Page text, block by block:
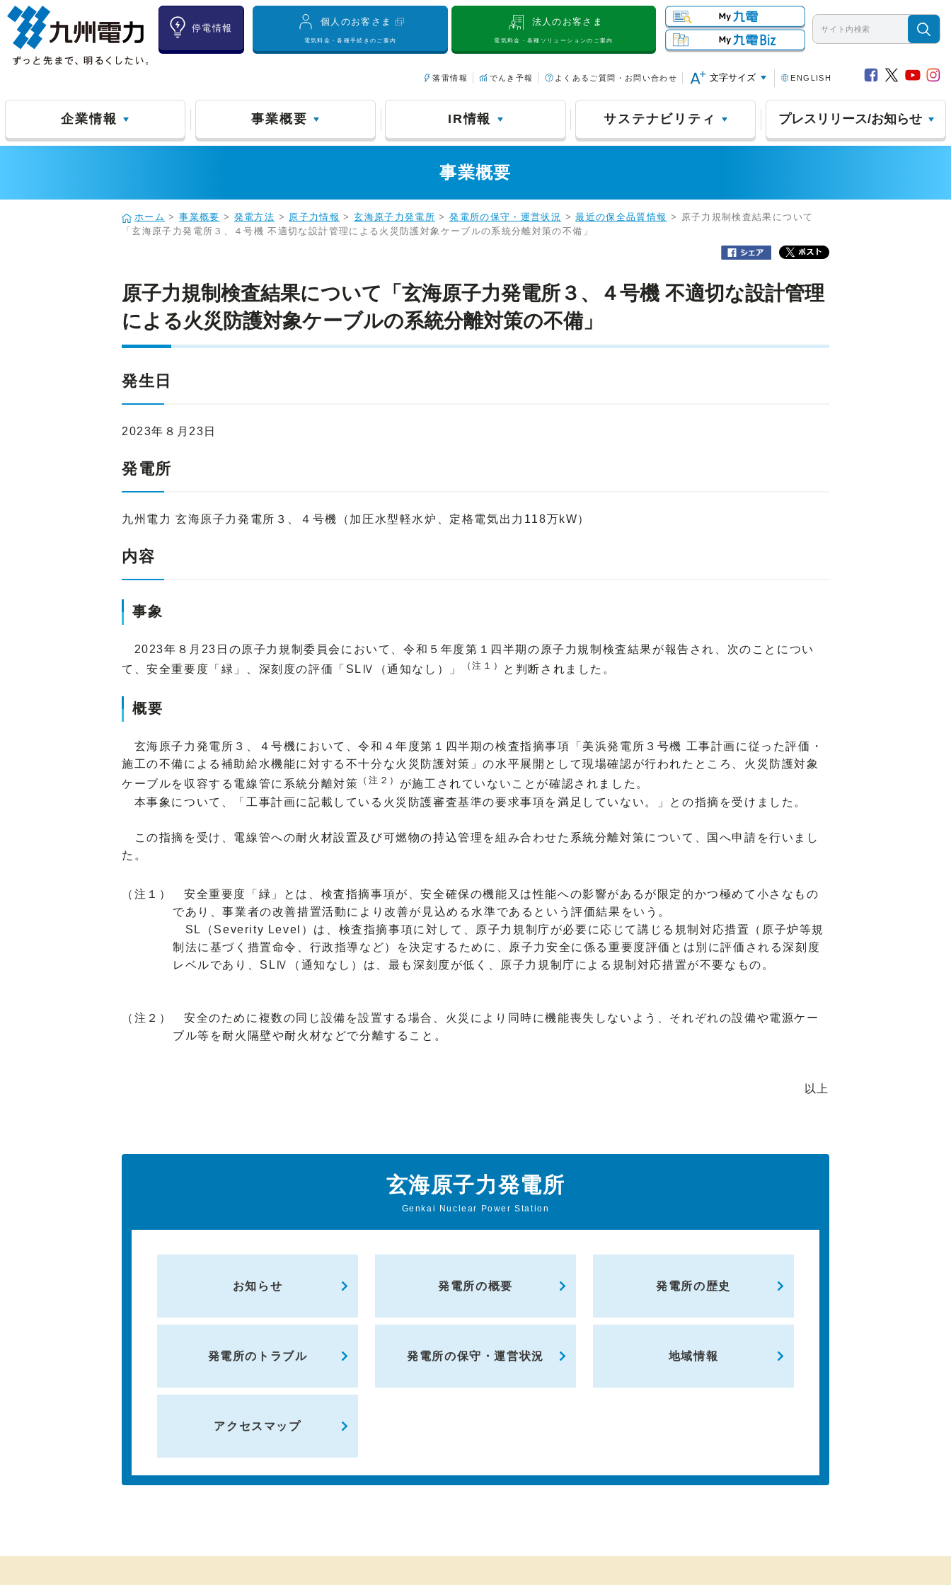
停電情報
個人のお客さま
電気料金・各種手続きのご案内
法人のお客さま
電気料金・各種ソリューションのご案内
落雷情報 でんき予報 よくあるご質問・お問い合わせ 文字サイズ ENGLISH
企業情報 事業概要 IR情報 サステナビリティ プレスリリース/お知らせ
事業概要
ホーム >事業概要 > 発電方法 > 原子力情報 >玄海原子力発電所 >発電所の保守・運営状況 >最近の保全品質情報 > 原子力規制検査結果について
「玄海原子力発電所３、４号機 不適切な設計管理による火災防護対象ケーブルの系統分離対策の不備」
原子力規制検査結果について「玄海原子力発電所３、４号機 不適切な設計管理
による火災防護対象ケーブルの系統分離対策の不備」
発生日
2023年８月23日
発電所
九州電力 玄海原子力発電所３、４号機（加圧水型軽水炉、定格電気出力118万kW）
内容
事象
2023年８月23日の原子力規制委員会において、令和５年度第１四半期の原子力規制検査結果が報告され、次のことについ
て、安全重要度「緑」、深刻度の評価「SLⅣ（通知なし）」
（注１） と判断されました。
概要
玄海原子力発電所３、４号機において、令和４年度第１四半期の検査指摘事項「美浜発電所３号機 工事計画に従った評価・
施工の不備による補助給水機能に対する不十分な火災防護対策」の水平展開として現場確認が行われたところ、火災防護対象
ケーブルを収容する電線管に系統分離対策
（注２） が施工されていないことが確認されました。
本事象について、「工事計画に記載している火災防護審査基準の要求事項を満足していない。」との指摘を受けました。
この指摘を受け、電線管への耐火材設置及び可燃物の持込管理を組み合わせた系統分離対策について、国へ申請を行いまし
た。
（注１） 安全重要度「緑」とは、検査指摘事項が、安全確保の機能又は性能への影響があるが限定的かつ極めて小さなもの
であり、事業者の改善措置活動により改善が見込める水準であるという評価結果をいう。
SL（Severity Level）は、検査指摘事項に対して、原子力規制庁が必要に応じて講じる規制対応措置（原子炉等規
制法に基づく措置命令、行政指導など）を決定するために、原子力安全に係る重要度評価とは別に評価される深刻度
レベルであり、SLⅣ（通知なし）は、最も深刻度が低く、原子力規制庁による規制対応措置が不要なもの。
（注２） 安全のために複数の同じ設備を設置する場合、火災により同時に機能喪失しないよう、それぞれの設備や電源ケー
ブル等を耐火隔壁や耐火材などで分離すること。
以上
玄海原子力発電所
Genkai Nuclear Power Station
お知らせ 発電所の概要 発電所の歴史
発電所のトラブル 発電所の保守・運営状況 地域情報
アクセスマップ